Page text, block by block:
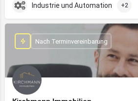
Industrie und Automation +2
Nach Terminvereinbarung